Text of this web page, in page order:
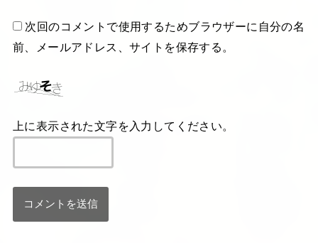
次回のコメントで使用するためブラウザーに自分の名
前、メールアドレス、サイトを保存する。
上に表示された文字を入力してください。